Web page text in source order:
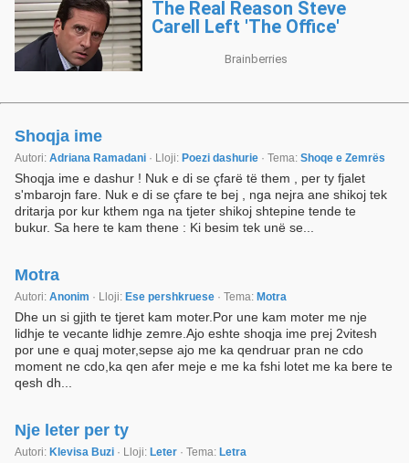
Shoqja ime
Autori: Adriana Ramadani · Lloji: Poezi dashurie · Tema: Shoqe e Zemrës
Shoqja ime e dashur ! Nuk e di se çfarë të them , per ty fjalet
s'mbarojn fare. Nuk e di se çfare te bej , nga nejra ane shikoj tek
dritarja por kur kthem nga na tjeter shikoj shtepine tende te
bukur. Sa here te kam thene : Ki besim tek unë se...
Motra
Autori: Anonim · Lloji: Ese pershkruese · Tema: Motra
Dhe un si gjith te tjeret kam moter.Por une kam moter me nje
lidhje te vecante lidhje zemre.Ajo eshte shoqja ime prej 2vitesh
por une e quaj moter,sepse ajo me ka qendruar pran ne cdo
moment ne cdo,ka qen afer meje e me ka fshi lotet me ka bere te
qesh dh...
Nje leter per ty
Autori: Klevisa Buzi · Lloji: Leter · Tema: Letra